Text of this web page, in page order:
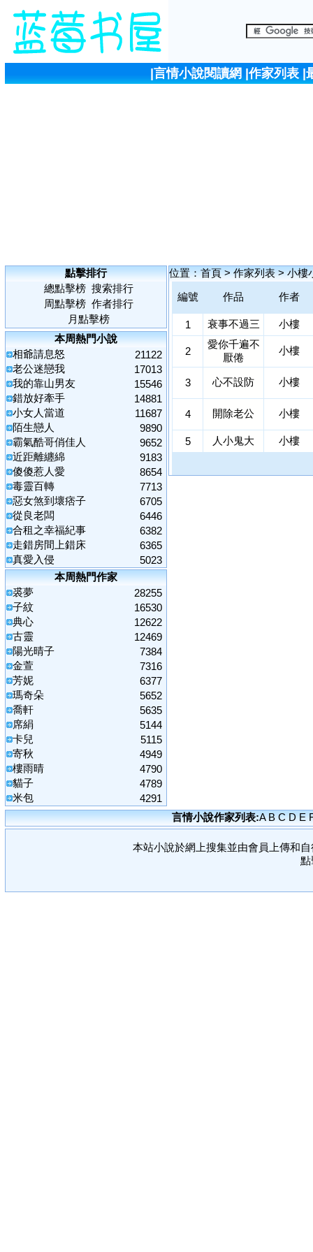
言情小說閱讀網 |作家列表|
點擊排行
總點擊榜 搜索排行
周點擊榜 作者排行
月點擊榜
本周熱門小說
相爺請息怒
21122
老公迷戀我
17013
我的靠山男友
15546
錯放好牽手
14881
小女人當道
11687
陌生戀人
9890
霸氣酷哥俏佳人
9652
近距離纏綿
9183
傻傻惹人愛
8654
毒靈百轉
7713
惡女煞到壞痞子
6705
從良老闆
6446
合租之幸福紀事
6382
走錯房間上錯床
6365
真愛入侵
5023
本周熱門作家
裘夢
28255
子紋
16530
典心
12622
古靈
12469
陽光晴子
7384
金萱
7316
芳妮
6377
瑪奇朵
5652
喬軒
5635
席絹
5144
卡兒
5115
寄秋
4949
樓雨晴
4790
貓子
4789
米包
4291
位置：首頁>作家列表>小樓
編號
作品 作者
1 衰事不過三 小樓
2
愛你千遍不
厭倦
小樓
3 心不設防 小樓
4 開除老公 小樓
5 人小鬼大 小樓
言情小說作家列表:A B C D E
本站小說於網上搜集並由會員上傳和
點